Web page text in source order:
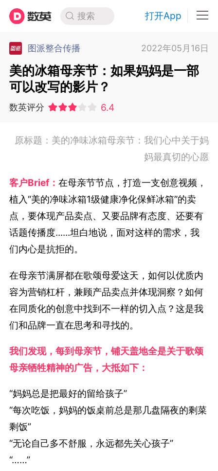
搜索 打开App
图派整合传播 2022年05月16日
美的冰箱母亲节：如果妈妈是一部
可以改写的影片？
数英评分 6.4
原标题：美的净味冰箱母亲节：我们心中关于妈
妈最真切的心愿
客户Brief：在母亲节节点，打造一支创意视频，
植入“美的净味冰箱1级健康净化保鲜冰箱”的卖
点，要体现产品卖点、又要品牌有态度、还要有
话题传播度......坦白地说，面对这样的需求，我
们内心是抗拒的。
在母亲节满屏都在歌颂母爱这天，如何以优质内
容为营销杠杆，兼顾产品卖点并体现洞察？如何
在同质化的创意中找到不一样的切入点？这是我
们和品牌一直在思考和寻找的。
我们发现，每到母亲节，铺天盖地全是关于歌颂
母亲牺牲精神的广告，大抵如下：
“妈妈总是把最好的留给孩子”
“每次吃饭，妈妈的饭桌前总是那几盘隔夜的剩菜
剩饭”
“无论自己多不舒服，永远都先关心孩子”
“……”